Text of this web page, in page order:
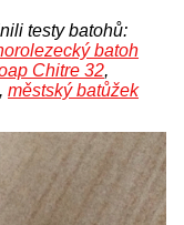
testy batohů:
batoh
Chitre 32,
, městský batůžek